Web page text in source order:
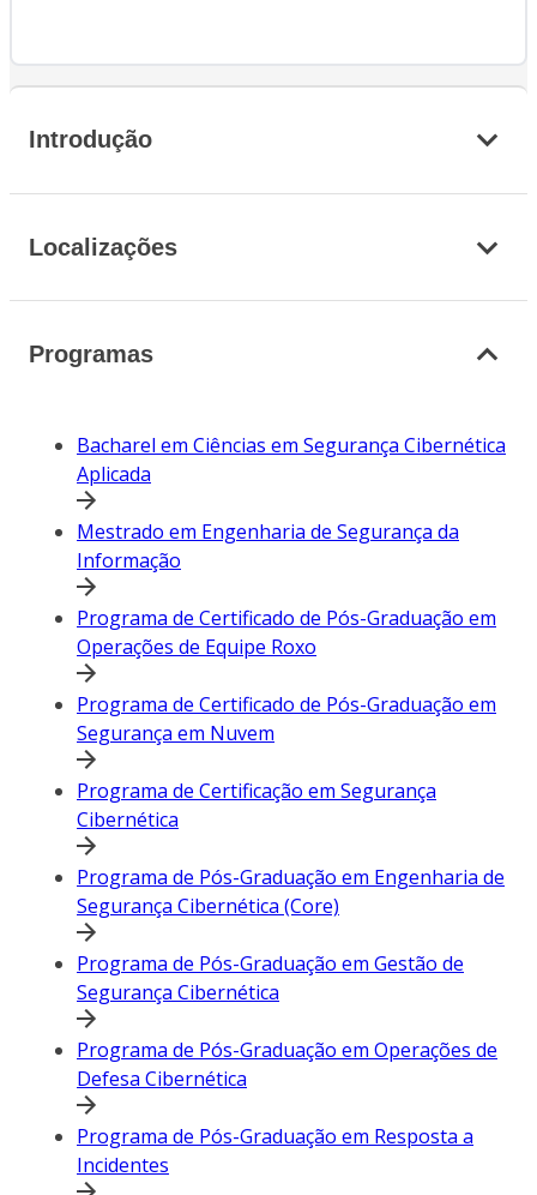
Introdução
Localizações
Programas
Bacharel em Ciências em Segurança Cibernética
Aplicada
Mestrado em Engenharia de Segurança da
Informação
Programa de Certificado de Pós-Graduação em
Operações de Equipe Roxo
Programa de Certificado de Pós-Graduação em
Segurança em Nuvem
Programa de Certificação em Segurança
Cibernética
Programa de Pós-Graduação em Engenharia de
Segurança Cibernética (Core)
Programa de Pós-Graduação em Gestão de
Segurança Cibernética
Programa de Pós-Graduação em Operações de
Defesa Cibernética
Programa de Pós-Graduação em Resposta a
Incidentes